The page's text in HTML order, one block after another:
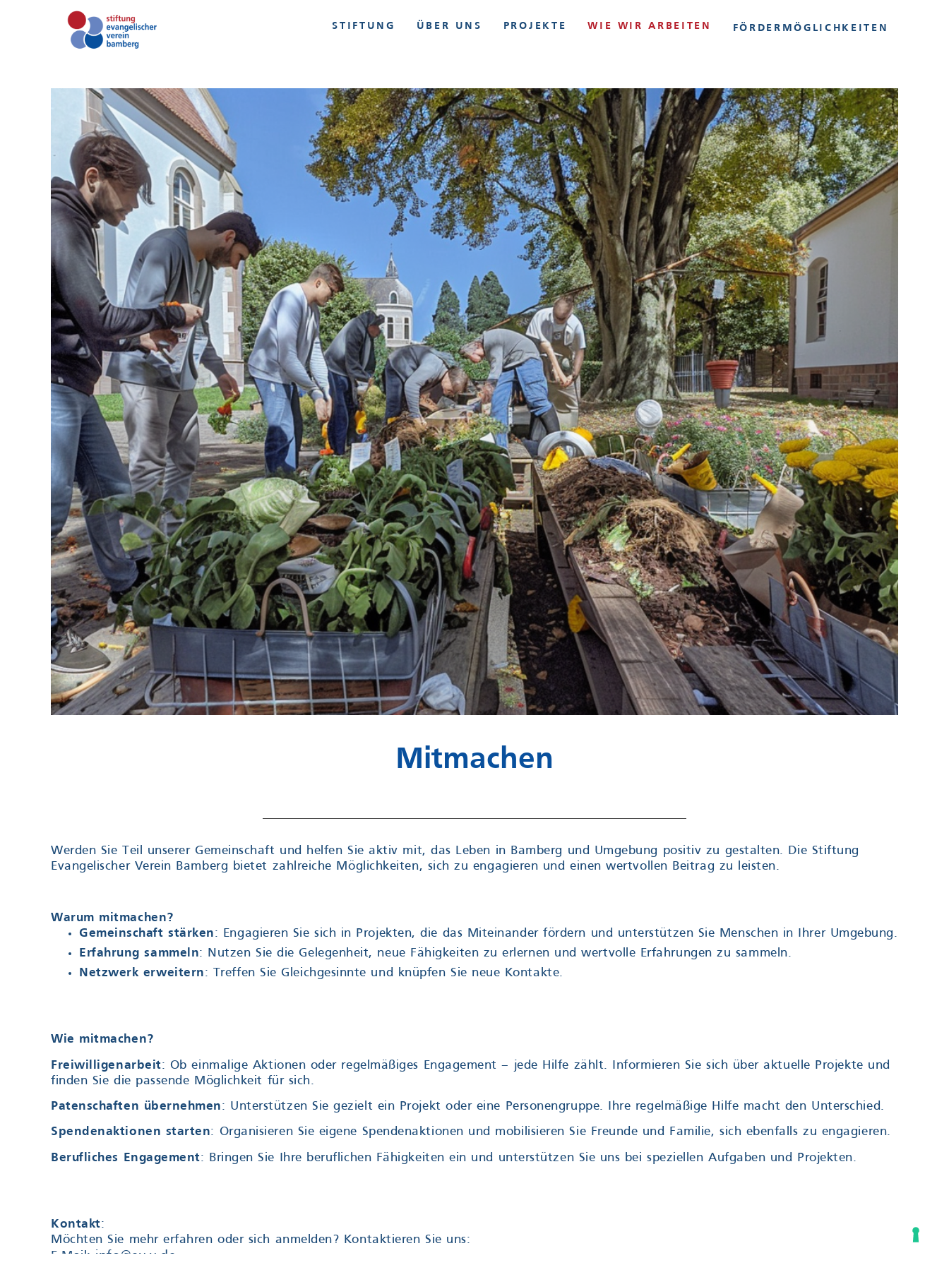
STIFTUNG ÜBER UNS PROJEKTE WIE WIR ARBEITEN FÖRDERMÖGLICHKEITEN
Mitmachen
Werden Sie Teil unserer Gemeinschaft und helfen Sie aktiv mit, das Leben in Bamberg und Umgebung positiv zu gestalten. Die Stiftung
Evangelischer Verein Bamberg bietet zahlreiche Möglichkeiten, sich zu engagieren und einen wertvollen Beitrag zu leisten.
Warum mitmachen?
Gemeinschaft stärken: Engagieren Sie sich in Projekten, die das Miteinander fördern und unterstützen Sie Menschen in Ihrer Umgebung.
Erfahrung sammeln: Nutzen Sie die Gelegenheit, neue Fähigkeiten zu erlernen und wertvolle Erfahrungen zu sammeln.
Netzwerk erweitern: Treffen Sie Gleichgesinnte und knüpfen Sie neue Kontakte.
Wie mitmachen?
Freiwilligenarbeit: Ob einmalige Aktionen oder regelmäßiges Engagement – jede Hilfe zählt. Informieren Sie sich über aktuelle Projekte und
finden Sie die passende Möglichkeit für sich.
Patenschaften übernehmen: Unterstützen Sie gezielt ein Projekt oder eine Personengruppe. Ihre regelmäßige Hilfe macht den Unterschied.
Spendenaktionen starten: Organisieren Sie eigene Spendenaktionen und mobilisieren Sie Freunde und Familie, sich ebenfalls zu engagieren.
Berufliches Engagement: Bringen Sie Ihre beruflichen Fähigkeiten ein und unterstützen Sie uns bei speziellen Aufgaben und Projekten.
Kontakt:
Möchten Sie mehr erfahren oder sich anmelden? Kontaktieren Sie uns:
E-Mail: info@ev-v.de